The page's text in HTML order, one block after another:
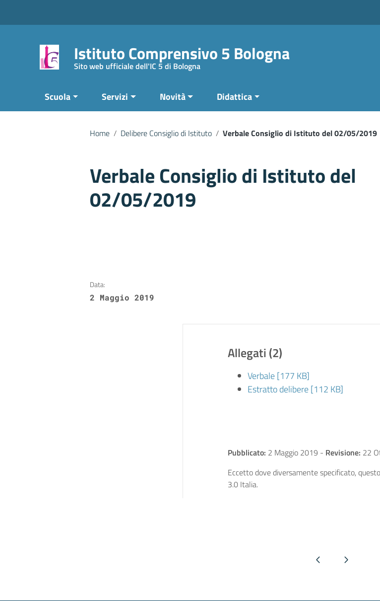
Istituto Comprensivo 5 Bologna
Sito web ufficiale dell'IC 5 di Bologna
Scuola Servizi Novità Didattica
Home / Delibere Consiglio di Istituto / Verbale Consiglio di Istituto del 02/05/2019
Verbale Consiglio di Istituto del
02/05/2019
Data:
2 Maggio 2019
Allegati (2)
Verbale [177 KB]
Estratto delibere [112 KB]
Pubblicato: 2 Maggio 2019 - Revisione: 22
Eccetto dove diversamente specificato,
3.0 Italia.
Pagina precedentePagina successiva